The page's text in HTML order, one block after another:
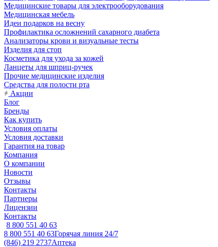
Медицинские товары для электрооборудования
Медицинская мебель
Идеи подарков на весну
Профилактика осложнений сахарного диабета
Анализаторы крови и визуальные тесты
Изделия для стоп
Косметика для ухода за кожей
Ланцеты для шприц-ручек
Прочие медицинские изделия
Средства для полости рта
Акции
Блог
Бренды
Как купить
Условия оплаты
Условия доставки
Гарантия на товар
Компания
О компании
Новости
Отзывы
Контакты
Партнеры
Лицензии
Контакты
8 800 551 40 63
8 800 551 40 63Горячая линия 24/7
(846) 219 2737Аптека